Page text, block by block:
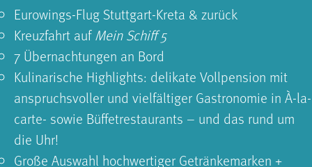
Eurowings-Flug Stuttgart-Kreta & zurück
Kreuzfahrt aufMein Schiff 5
7 Übernachtungen an Bord
Kulinarische Highlights: delikate Vollpension mit
anspruchsvoller und vielfältiger Gastronomie in À-la-
carte- sowie Büffet­restaurants – und das rund um
die Uhr!
Große Auswahl hochwertiger Getränkemarken +